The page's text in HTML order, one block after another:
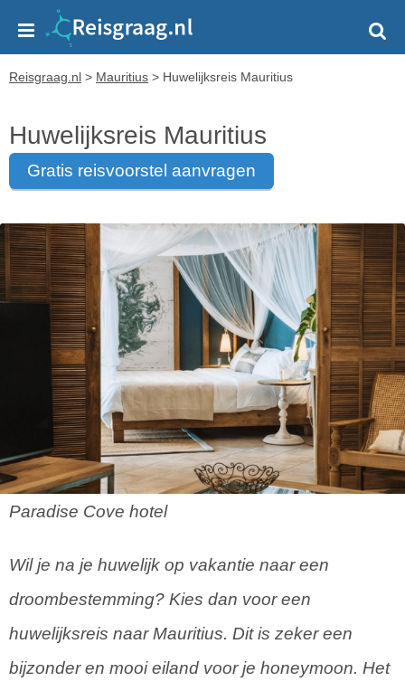
Reisgraag.nl > Mauritius > Huwelijksreis Mauritius
Huwelijksreis Mauritius
gratis reisvoorstel aanvragen
Paradise Cove hotel
Wil je na je huwelijk op vakantie naar een
droombestemming? Kies dan voor een
huwelijksreis naar Mauritius. Dit is zeker een
bijzonder en mooi eiland voor je honeymoon. Het